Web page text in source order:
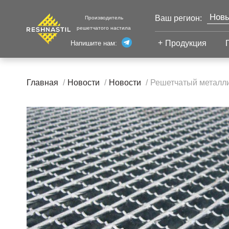
Производитель
решетчатого настила
Напишите нам:
Ваш регион:
Продукция
Настил с
противоскольжением
Настил для стеллажей
Настил для морских
платформ
Главная Новости Новости Решетчатый